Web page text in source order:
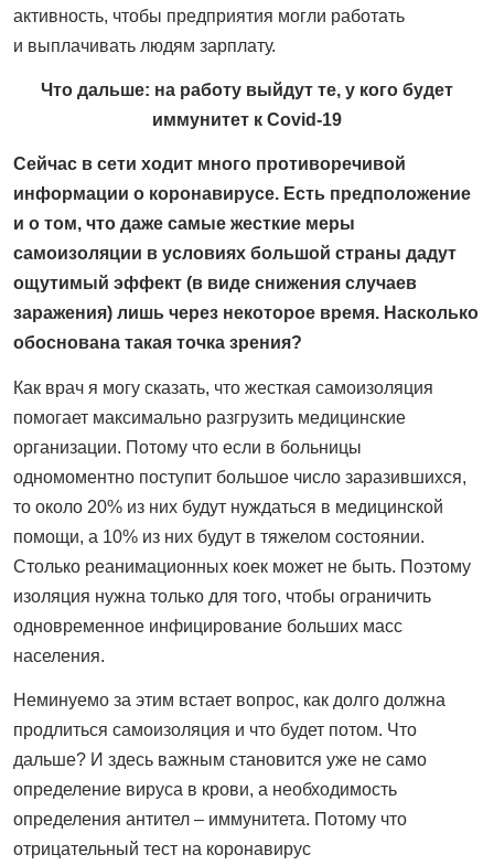
активность, чтобы предприятия могли работать
и выплачивать людям зарплату.
Что дальше: на работу выйдут те, у кого будет
иммунитет к Covid-19
Сейчас в сети ходит много противоречивой
информации о коронавирусе. Есть предположение
и о том, что даже самые жесткие меры
самоизоляции в условиях большой страны дадут
ощутимый эффект (в виде снижения случаев
заражения) лишь через некоторое время. Насколько
обоснована такая точка зрения?
Как врач я могу сказать, что жесткая самоизоляция
помогает максимально разгрузить медицинские
организации. Потому что если в больницы
одномоментно поступит большое число заразившихся,
то около 20% из них будут нуждаться в медицинской
помощи, а 10% из них будут в тяжелом состоянии.
Столько реанимационных коек может не быть. Поэтому
изоляция нужна только для того, чтобы ограничить
одновременное инфицирование больших масс
населения.
Неминуемо за этим встает вопрос, как долго должна
продлиться самоизоляция и что будет потом. Что
дальше? И здесь важным становится уже не само
определение вируса в крови, а необходимость
определения антител – иммунитета. Потому что
отрицательный тест на коронавирус